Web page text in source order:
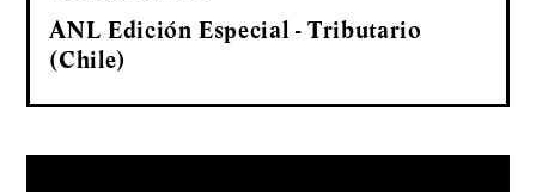
ANL Edición Especial - Tributario
(Chile)